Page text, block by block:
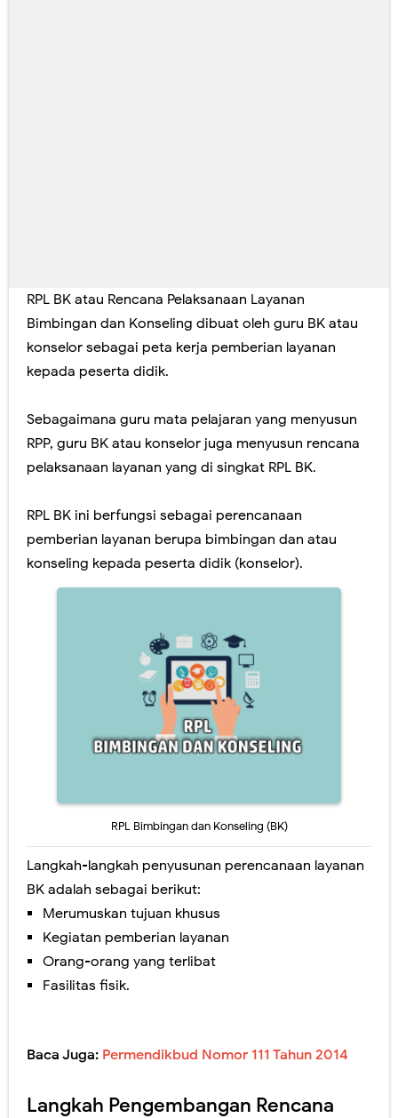
RPL BK atau Rencana Pelaksanaan Layanan
Bimbingan dan Konseling dibuat oleh guru BK atau
konselor sebagai peta kerja pemberian layanan
kepada peserta didik.
Sebagaimana guru mata pelajaran yang menyusun
RPP, guru BK atau konselor juga menyusun rencana
pelaksanaan layanan yang di singkat RPL BK.
RPL BK ini berfungsi sebagai perencanaan
pemberian layanan berupa bimbingan dan atau
konseling kepada peserta didik (konselor).
RPL Bimbingan dan Konseling (BK)
Langkah-langkah penyusunan perencanaan layanan
BK adalah sebagai berikut:
Merumuskan tujuan khusus
Kegiatan pemberian layanan
Orang-orang yang terlibat
Fasilitas fisik.
Baca Juga: Permendikbud Nomor 111 Tahun 2014
Langkah Pengembangan Rencana